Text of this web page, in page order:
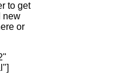
to get
new
or